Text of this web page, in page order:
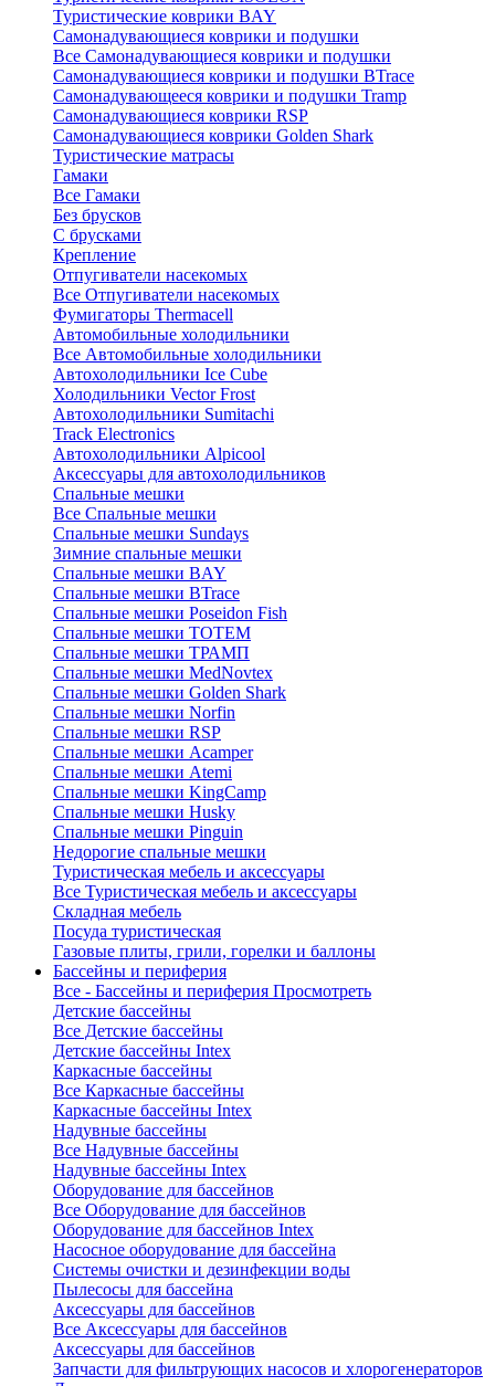
Туристические коврики BAY
Самонадувающиеся коврики и подушки
Все Самонадувающиеся коврики и подушки
Самонадувающиеся коврики и подушки BTrace
Самонадувающееся коврики и подушки Tramp
Самонадувающиеся коврики RSP
Самонадувающиеся коврики Golden Shark
Туристические матрасы
Гамаки
Все Гамаки
Без брусков
С брусками
Крепление
Отпугиватели насекомых
Все Отпугиватели насекомых
Фумигаторы Thermacell
Автомобильные холодильники
Все Автомобильные холодильники
Автохолодильники Ice Cube
Холодильники Vector Frost
Автохолодильники Sumitachi
Track Electronics
Автохолодильники Alpicool
Аксессуары для автохолодильников
Спальные мешки
Все Спальные мешки
Спальные мешки Sundays
Зимние спальные мешки
Спальные мешки BAY
Спальные мешки BTrace
Спальные мешки Poseidon Fish
Спальные мешки ТОТЕМ
Спальные мешки ТРАМП
Cпальные мешки MedNovtex
Спальные мешки Golden Shark
Спальные мешки Norfin
Спальные мешки RSP
Спальные мешки Acamper
Спальные мешки Atemi
Спальные мешки KingCamp
Спальные мешки Husky
Спальные мешки Pinguin
Недорогие спальные мешки
Туристическая мебель и аксессуары
Все Туристическая мебель и аксессуары
Складная мебель
Посуда туристическая
Газовые плиты, грили, горелки и баллоны
Бассейны и периферия
Все - Бассейны и периферия Просмотреть
Детские бассейны
Все Детские бассейны
Детские бассейны Intex
Каркасные бассейны
Все Каркасные бассейны
Каркасные бассейны Intex
Надувные бассейны
Все Надувные бассейны
Надувные бассейны Intex
Оборудование для бассейнов
Все Оборудование для бассейнов
Оборудование для бассейнов Intex
Насосное оборудование для бассейна
Системы очистки и дезинфекции воды
Пылесосы для бассейна
Аксессуары для бассейнов
Все Аксессуары для бассейнов
Аксессуары для бассейнов
Запчасти для фильтрующих насосов и хлорогенераторов